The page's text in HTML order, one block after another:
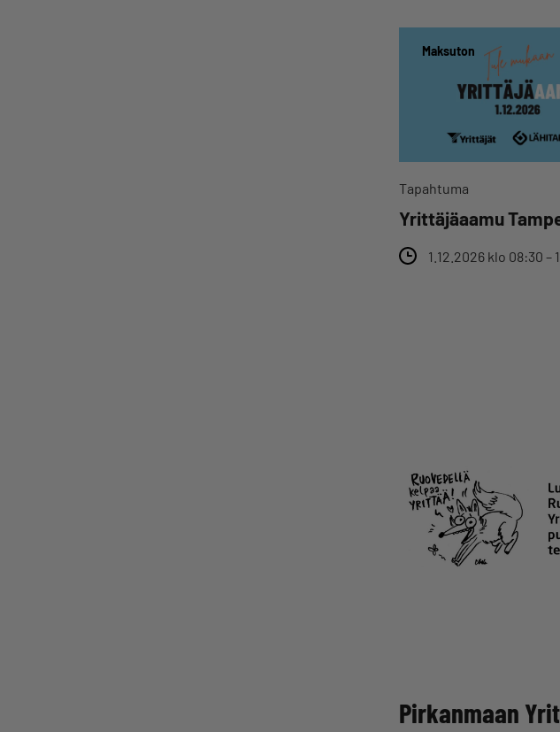
Maksuton
Tapahtuma
Yrittäjäaamu
1.12.2026 klo 08:30 –
Pirkanmaan